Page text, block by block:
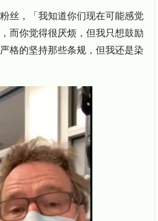
丝，「我知道你们现在可能感觉
而你觉得很厌烦，但我只想鼓励
格的坚持那些条规，但我还是染